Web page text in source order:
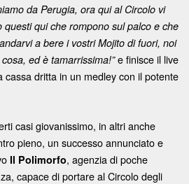
da Perugia, ora qui al Circolo vi
qui che rompono sul palco e che
a bere i vostri Mojito di fuori, noi
ed è tamarrissima!”e finisce il live
cassa dritta in un medley con il potente
casi giovanissimo, in altri anche
pieno, un successo annunciato e
Il Polimorfo, agenzia di poche
capace di portare al Circolo degli